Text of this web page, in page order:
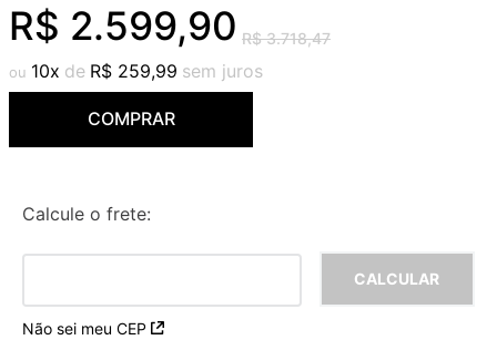
R$ 2.599,90 R$ 3.718,47
10 R$ 259,99
COMPRAR
Calcule o frete:
Não sei meu CEP